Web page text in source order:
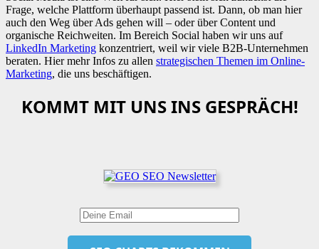
Frage, welche Plattform überhaupt passend ist. Dann, ob man hier
auch den Weg über Ads gehen will – oder über Content und
organische Reichweiten. Im Bereich Social haben wir uns auf
LinkedIn Marketing konzentriert, weil wir viele B2B-Unternehmen
beraten. Hier mehr Infos zu allen strategischen Themen im Online-
Marketing, die uns beschäftigen.
KOMMT MIT UNS INS GESPRÄCH!